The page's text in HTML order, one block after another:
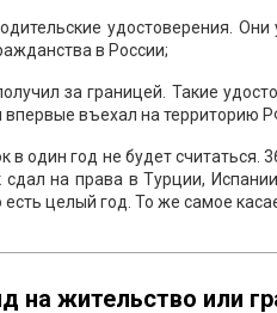
удостоверения. Они
в России;
за границей. Такие
впервые въехал на территорию
один год не будет считаться.
на права в Турции,
целый год. То же самое
на жительство или